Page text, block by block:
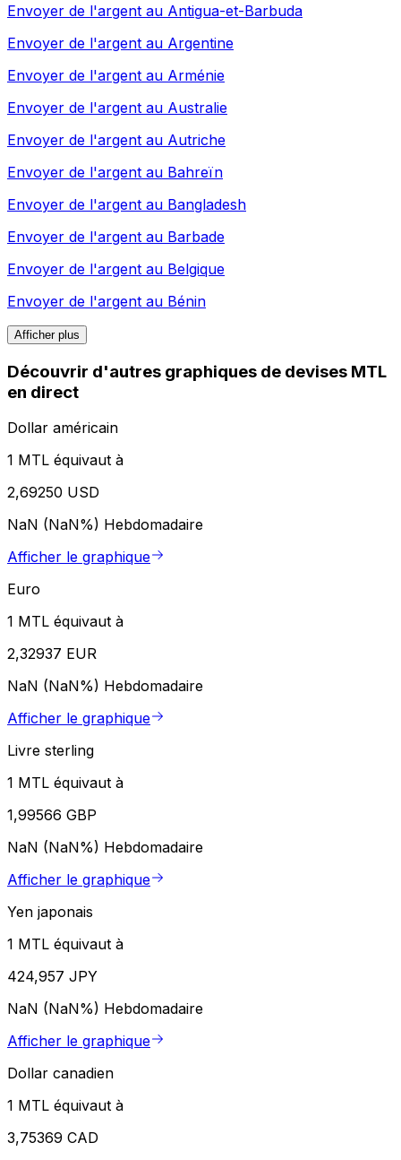
Envoyer de l'argent au Antigua-et-Barbuda
Envoyer de l'argent au Argentine
Envoyer de l'argent au Arménie
Envoyer de l'argent au Australie
Envoyer de l'argent au Autriche
Envoyer de l'argent au Bahreïn
Envoyer de l'argent au Bangladesh
Envoyer de l'argent au Barbade
Envoyer de l'argent au Belgique
Envoyer de l'argent au Bénin
Afficher plus
Découvrir d'autres graphiques de devises MTL
en direct
Dollar américain
1 MTL équivaut à
2,69250 USD
NaN (NaN%) Hebdomadaire
Afficher le graphique
Euro
1 MTL équivaut à
2,32937 EUR
NaN (NaN%) Hebdomadaire
Afficher le graphique
Livre sterling
1 MTL équivaut à
1,99566 GBP
NaN (NaN%) Hebdomadaire
Afficher le graphique
Yen japonais
1 MTL équivaut à
424,957 JPY
NaN (NaN%) Hebdomadaire
Afficher le graphique
Dollar canadien
1 MTL équivaut à
3,75369 CAD